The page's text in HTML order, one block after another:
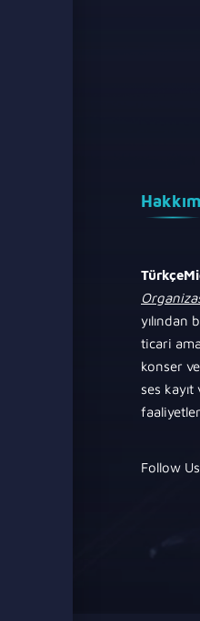
yılından
ticari
konser
ses kayıt
Follow